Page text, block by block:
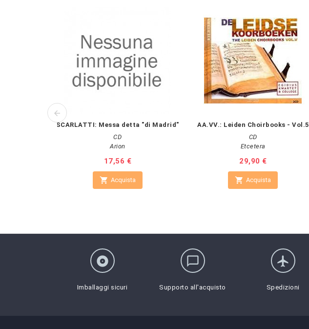
SCARLATTI: Messa detta "di Madrid"
CD
Arion
Prezzo
17,56 €
 Acquista
AA.VV.: Leiden Choirbooks - Vol.5
CD
Etcetera
Prezzo
29,90 €
 Acquista
album
Imballaggi sicuri
chat_bubble_outline
Supporto all'acquisto
flight
Spedizioni